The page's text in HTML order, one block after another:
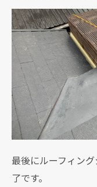
最後にルーフィン
了です。